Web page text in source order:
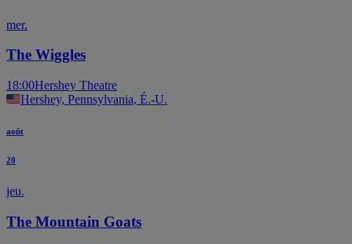
mer.
The Wiggles
18:00Hershey Theatre
Hershey, Pennsylvania, É.-U.
août
20
jeu.
The Mountain Goats